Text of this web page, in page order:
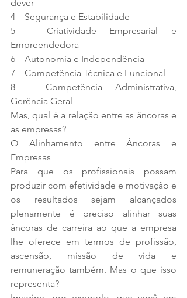
dever
4 – Segurança e Estabilidade
5 – Criatividade Empresarial e
Empreendedora
6 – Autonomia e Independência
7 – Competência Técnica e Funcional
8 – Competência Administrativa,
Gerência Geral
Mas, qual é a relação entre as âncoras e
as empresas?
O Alinhamento entre Âncoras e
Empresas
Para que os profissionais possam
produzir com efetividade e motivação e
os resultados sejam alcançados
plenamente é preciso alinhar suas
âncoras de carreira ao que a empresa
lhe oferece em termos de profissão,
ascensão, missão de vida e
remuneração também. Mas o que isso
representa?